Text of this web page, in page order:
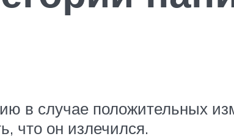
в случае положительных
что он излечился.